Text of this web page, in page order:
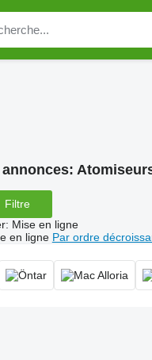
annonces:
Filtre
: Mise en ligne
en ligne Par ordre